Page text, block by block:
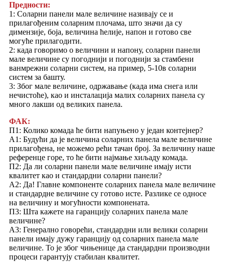
Предности:
1: Соларни панели мале величине називају се и
прилагођеним соларним плочама, што значи да су
димензије, боја, величина ћелије, напон и готово све
могуће прилагодити.
2: када говоримо о величини и напону, соларни панели
мале величине су погоднији и погоднији за стамбени
ванмрежни соларни систем, на пример, 5-10в соларни
систем за башту.
3: Због мале величине, одржавање (када има снега или
нечистоће), као и инсталација малих соларних панела су
много лакши од великих панела.
ФАК:
П1: Колико комада ће бити напуњено у један контејнер?
А1: Будући да је величина соларних панела мале величине
прилагођена, не можемо рећи тачан број. За величину наше
референце горе, то ће бити најмање хиљаду комада.
П2: Да ли соларни панели мале величине имају исти
квалитет као и стандардни соларни панели?
А2: Да! Главне компоненте соларних панела мале величине
и стандардне величине су готово исте. Разлике се односе
на величину и могућности компонената.
П3: Шта кажете на гаранцију соларних панела мале
величине?
А3: Генерално говорећи, стандардни или велики соларни
панели имају дужу гаранцију од соларних панела мале
величине. То је због чињенице да стандардни производни
процеси гарантују стабилан квалитет.